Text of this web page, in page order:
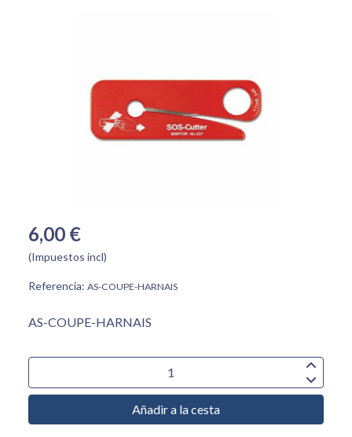
6,00 €
(Impuestos incl)
Referencia: AS-COUPE-HARNAIS
AS-COUPE-HARNAIS
Añadir a la cesta